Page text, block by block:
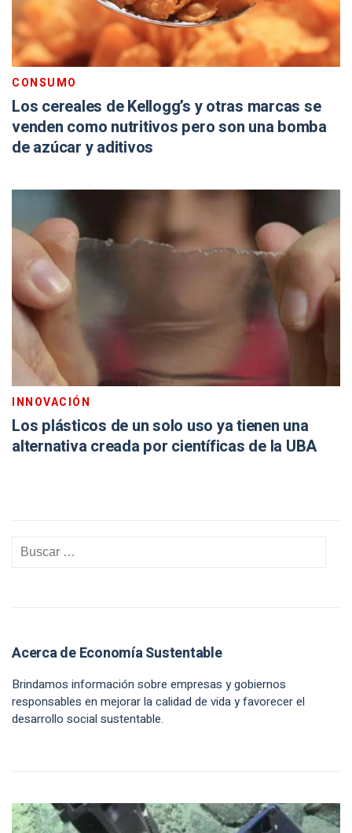
CONSUMO
Los cereales de Kellogg’s y otras marcas se
venden como nutritivos pero son una bomba
de azúcar y aditivos
INNOVACIÓN
Los plásticos de un solo uso ya tienen una
alternativa creada por científicas de la UBA
Acerca de Economía Sustentable
Brindamos información sobre empresas y gobiernos
responsables en mejorar la calidad de vida y favorecer el
desarrollo social sustentable.